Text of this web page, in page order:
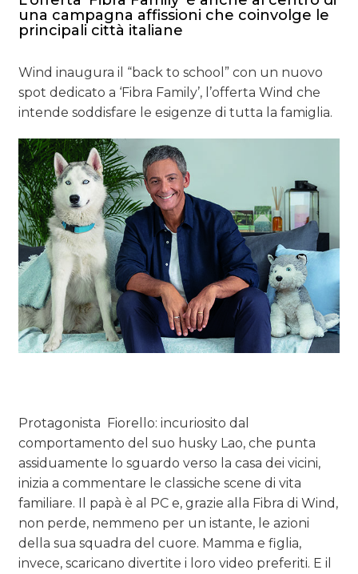
una campagna affissioni che coinvolge le
principali città italiane
Wind inaugura il “back to school” con un nuovo
spot dedicato a ‘Fibra Family’, l’offerta Wind che
intende soddisfare le esigenze di tutta la famiglia.
Protagonista Fiorello: incuriosito dal
comportamento del suo husky Lao, che punta
assiduamente lo sguardo verso la casa dei vicini,
inizia a commentare le classiche scene di vita
familiare. Il papà è al PC e, grazie alla Fibra di Wind,
non perde, nemmeno per un istante, le azioni
della sua squadra del cuore. Mamma e figlia,
invece, scaricano divertite i loro video preferiti. E il